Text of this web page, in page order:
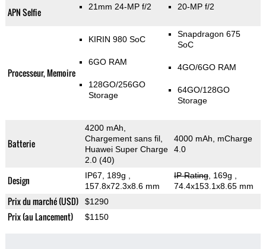
APN Selfie 21mm 24-MP f/2 20-MP f/2
Processeur, Memoire
KIRIN 980 SoC
6GO RAM
128GO/256GO
Storage
Snapdragon 675
SoC
4GO/6GO RAM
64GO/128GO
Storage
Batterie
4200 mAh,
Chargement sans fil,
Huawei Super Charge
2.0 (40)
4000 mAh, mCharge
4.0
Design IP67, 189g
157.8x72.3x8.6 mm
IP Rating, 169g
74.4x153.1x8.65 mm
Prix du marché (USD) $1290
Prix (au Lancement) $1150